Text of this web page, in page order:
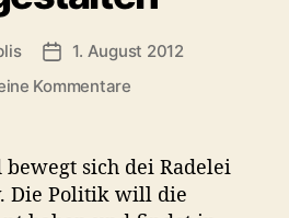
o
i
e
B
a
g
1. August 2012
Kommentarez
e
r
l
sich dei Radelei
Die Politik will die